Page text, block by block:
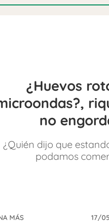
¿Huevos
no
¿Quién dijo que
podamos
MÁS 17/